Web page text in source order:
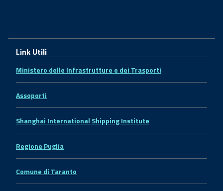
Link Utili
Ministero delle Infrastrutture e dei Trasporti
Assoporti
Shanghai International Shipping Institute
Regione Puglia
Comune di Taranto